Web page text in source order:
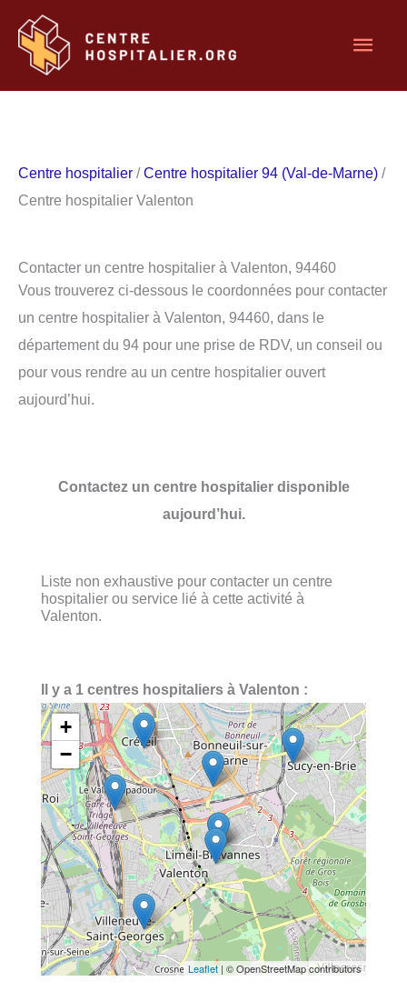
contenu
Centre hospitalier /Centre hospitalier 94 (Val-de-Marne) /
Centre hospitalier Valenton
Contacter un centre hospitalier à Valenton, 94460
Vous trouverez ci-dessous le coordonnées pour contacter
un centre hospitalier à Valenton, 94460, dans le
département du 94 pour une prise de RDV, un conseil ou
pour vous rendre au un centre hospitalier ouvert
aujourd’hui.
Contactez un centre hospitalier disponible
aujourd’hui.
Liste non exhaustive pour contacter un centre
hospitalier ou service lié à cette activité à
Valenton.
Il y a 1 centres hospitaliers à Valenton :
+
−
Leaflet | © OpenStreetMap contributors